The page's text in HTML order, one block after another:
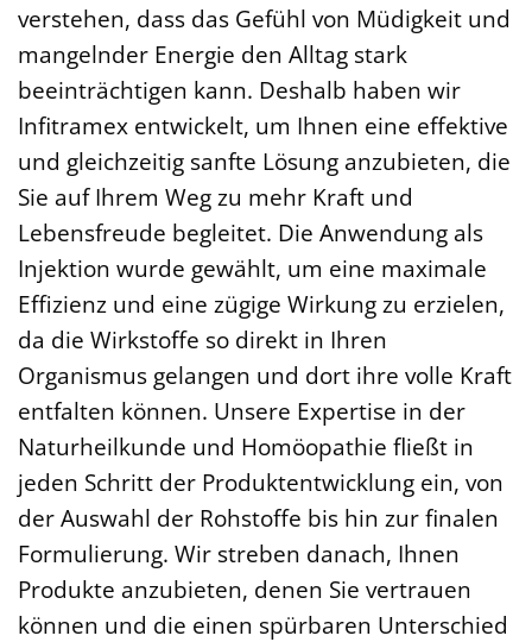
verstehen, dass das Gefühl von Müdigkeit und
mangelnder Energie den Alltag stark
beeinträchtigen kann. Deshalb haben wir
Infitramex entwickelt, um Ihnen eine effektive
und gleichzeitig sanfte Lösung anzubieten, die
Sie auf Ihrem Weg zu mehr Kraft und
Lebensfreude begleitet. Die Anwendung als
Injektion wurde gewählt, um eine maximale
Effizienz und eine zügige Wirkung zu erzielen,
da die Wirkstoffe so direkt in Ihren
Organismus gelangen und dort ihre volle Kraft
entfalten können. Unsere Expertise in der
Naturheilkunde und Homöopathie fließt in
jeden Schritt der Produktentwicklung ein, von
der Auswahl der Rohstoffe bis hin zur finalen
Formulierung. Wir streben danach, Ihnen
Produkte anzubieten, denen Sie vertrauen
können und die einen spürbaren Unterschied